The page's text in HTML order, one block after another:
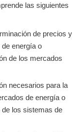
las siguientes
de precios y
energía o
de los mercados
necesarios para la
de energía o
los sistemas de